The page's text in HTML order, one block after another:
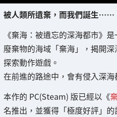
被人類所遺棄，而我們誕生……
《棄海：被遺忘的深海都市》
廢棄物的海域「棄海」，揭開
探索動作遊戲。
在前進的路途中，會有侵入深
本作的 PC(Steam) 版已經以《
名推出，並獲得「極度好評」的